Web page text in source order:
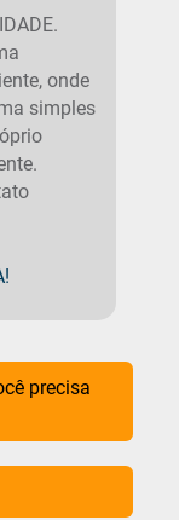
onde
simples
precisa